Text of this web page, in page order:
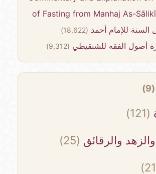
of Fasting from Manhaj As-
للإمام أحمد(18,622)
أصول الفقه للشنقيطي (9,312)
(121)
والرقائق(25)